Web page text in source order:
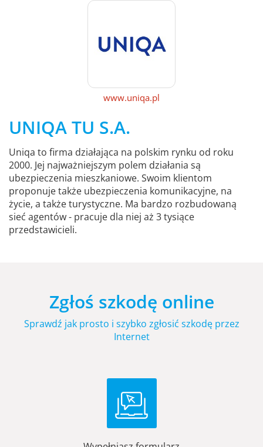
www.uniqa.pl
UNIQA TU S.A.
Uniqa to firma działająca na polskim rynku od roku
2000. Jej najważniejszym polem działania są
ubezpieczenia mieszkaniowe. Swoim klientom
proponuje także ubezpieczenia komunikacyjne, na
życie, a także turystyczne. Ma bardzo rozbudowaną
sieć agentów - pracuje dla niej aż 3 tysiące
przedstawicieli.
Zgłoś szkodę online
Sprawdź jak prosto i szybko zgłosić szkodę przez
Internet